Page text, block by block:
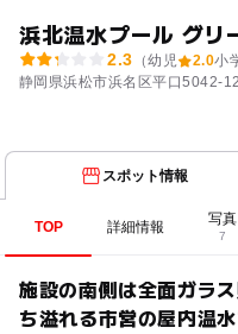
浜北温水プール グリ
2.3 （幼児 2.0小
静岡県浜松市浜名区平口5042-
スポット情報
TOP 詳細情報 写真
7
施設の南側は全面ガラ
ち溢れる市営の屋内温